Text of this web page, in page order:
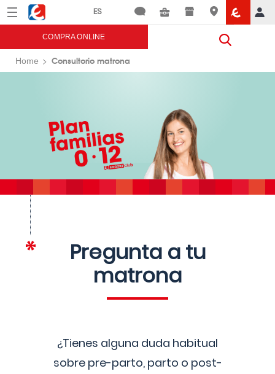
Menú Eroski
COMPRA ONLINE
Home Consultorio matrona
Pregunta a tu
matrona
¿Tienes alguna duda habitual
sobre pre-parto, parto o post-